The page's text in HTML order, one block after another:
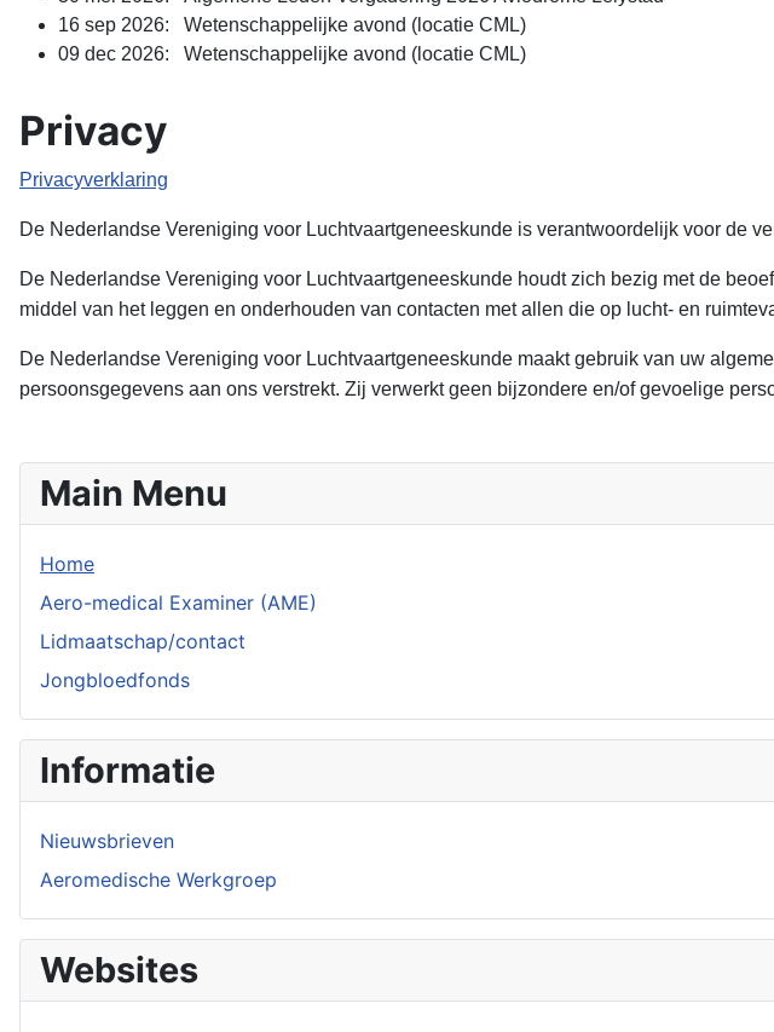
16 sep 2026: Wetenschappelijke avond (locatie CML)
09 dec 2026: Wetenschappelijke avond (locatie CML)
Privacy
Privacyverklaring
De Nederlandse Vereniging voor Luchtvaartgeneeskunde is verantwoordelijk voor de
De Nederlandse Vereniging voor Luchtvaartgeneeskunde houdt zich bezig met de
middel van het leggen en onderhouden van contacten met allen die op lucht- en
De Nederlandse Vereniging voor Luchtvaartgeneeskunde maakt gebruik van uw
persoonsgegevens aan ons verstrekt. Zij verwerkt geen bijzondere en/of gevoelige
Main Menu
Home
Aero-medical Examiner (AME)
Lidmaatschap/contact
Jongbloedfonds
Informatie
Nieuwsbrieven
Aeromedische Werkgroep
Websites